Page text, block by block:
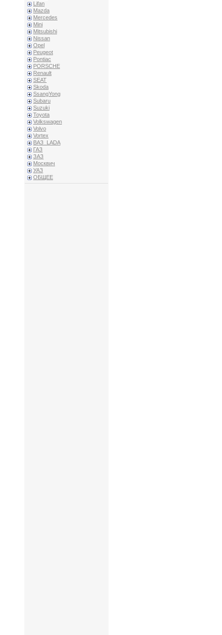
Lifan
Mazda
Mercedes
Mini
Mitsubishi
Nissan
Opel
Peugeot
Pontiac
PORSCHE
Renault
SEAT
Skoda
SsangYong
Subaru
Suzuki
Toyota
Volkswagen
Volvo
Vortex
ВАЗ_LADA
ГАЗ
ЗАЗ
Москвич
УАЗ
ОБЩЕЕ